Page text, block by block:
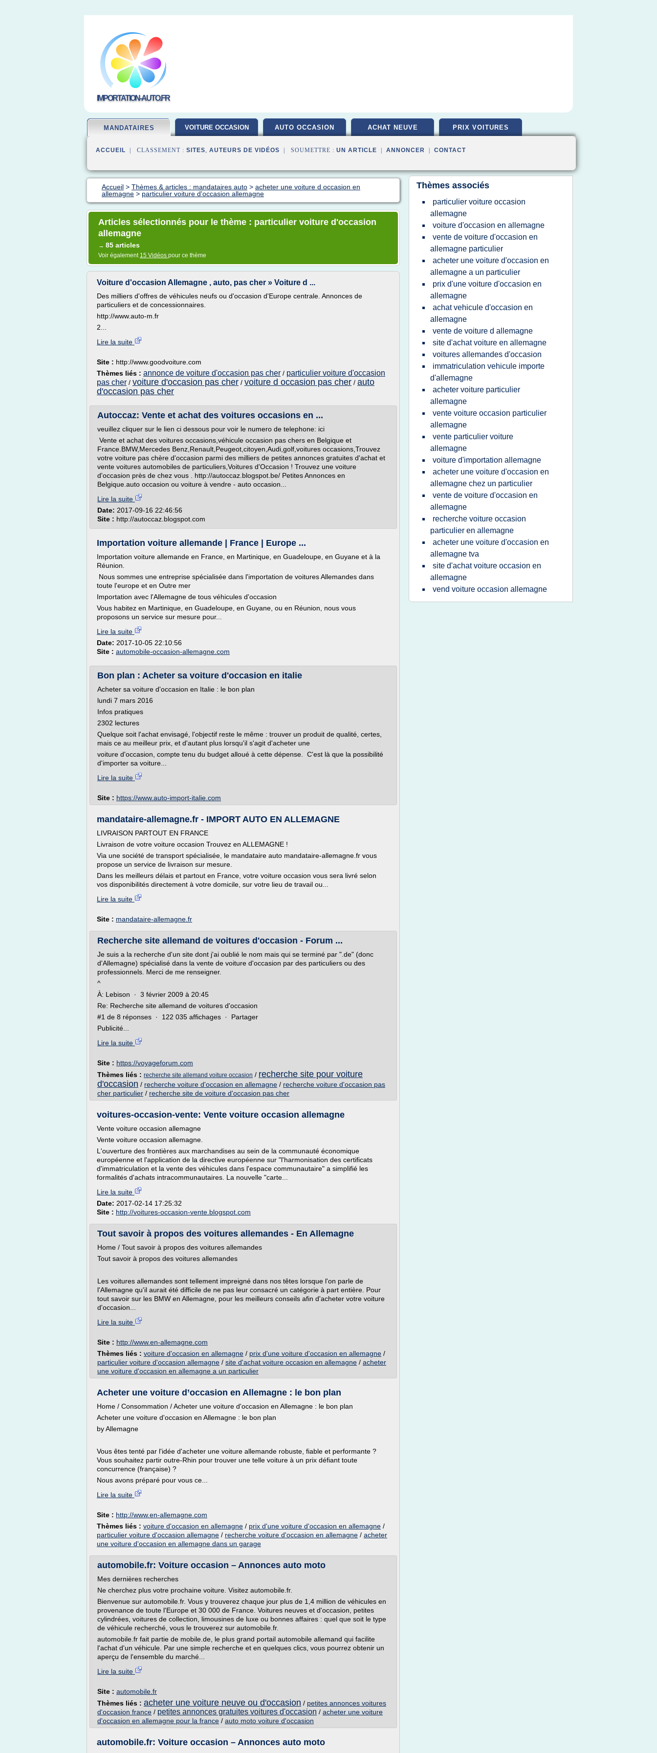
IMPORTATION-AUTO.FR
MANDATAIRES VOITURE OCCASION AUTO OCCASION ACHAT NEUVE PRIX VOITURES
ACCUEIL | CLASSEMENT : SITES, AUTEURS DE VIDÉOS | SOUMETTRE : UN ARTICLE ANNONCER CONTACT
Accueil > Thèmes & articles : mandataires auto > acheter une voiture d occasion en
allemagne > particulier voiture d'occasion allemagne
Articles sélectionnés pour le thème : particulier voiture d'occasion
allemagne
→ 85 articles
Voir également 15 Vidéos pour ce thème
Voiture d'occasion Allemagne , auto, pas cher » Voiture d ...
Des milliers d'offres de véhicules neufs ou d'occasion d'Europe centrale. Annonces de
particuliers et de concessionnaires.
http://www.auto-m.fr
2...
Lire la suite
Site : http://www.goodvoiture.com
Thèmes liés : annonce de voiture d'occasion pas cher / particulier voiture d'occasion
pas cher / voiture d'occasion pas cher / voiture d occasion pas cher / auto
d'occasion pas cher
Autoccaz: Vente et achat des voitures occasions en ...
veuillez cliquer sur le lien ci dessous pour voir le numero de telephone: ici
Vente et achat des voitures occasions,véhicule occasion pas chers en Belgique et
France.BMW,Mercedes Benz,Renault,Peugeot,citoyen,Audi,golf,voitures occasions,Trouvez
votre voiture pas chère d'occasion parmi des milliers de petites annonces gratuites d'achat et
vente voitures automobiles de particuliers,Voitures d'Occasion ! Trouvez une voiture
d'occasion près de chez vous . http://autoccaz.blogspot.be/ Petites Annonces en
Belgique.auto occasion ou voiture à vendre - auto occasion...
Lire la suite
Date: 2017-09-16 22:46:56
Site : http://autoccaz.blogspot.com
Importation voiture allemande | France | Europe ...
Importation voiture allemande en France, en Martinique, en Guadeloupe, en Guyane et à la
Réunion.
Nous sommes une entreprise spécialisée dans l'importation de voitures Allemandes dans
toute l'europe et en Outre mer
Importation avec l'Allemagne de tous véhicules d'occasion
Vous habitez en Martinique, en Guadeloupe, en Guyane, ou en Réunion, nous vous
proposons un service sur mesure pour...
Lire la suite
Date: 2017-10-05 22:10:56
Site : automobile-occasion-allemagne.com
Bon plan : Acheter sa voiture d'occasion en italie
Acheter sa voiture d'occasion en Italie : le bon plan
lundi 7 mars 2016
Infos pratiques
2302 lectures
Quelque soit l'achat envisagé, l'objectif reste le même : trouver un produit de qualité, certes,
mais ce au meilleur prix, et d'autant plus lorsqu'il s'agit d'acheter une
voiture d'occasion, compte tenu du budget alloué à cette dépense. C'est là que la possibilité
d'importer sa voiture...
Lire la suite
Site : https://www.auto-import-italie.com
mandataire-allemagne.fr - IMPORT AUTO EN ALLEMAGNE
LIVRAISON PARTOUT EN FRANCE
Livraison de votre voiture occasion Trouvez en ALLEMAGNE !
Via une société de transport spécialisée, le mandataire auto mandataire-allemagne.fr vous
propose un service de livraison sur mesure.
Dans les meilleurs délais et partout en France, votre voiture occasion vous sera livré selon
vos disponibilités directement à votre domicile, sur votre lieu de travail ou...
Lire la suite
Site : mandataire-allemagne.fr
Recherche site allemand de voitures d'occasion - Forum ...
Je suis a la recherche d'un site dont j'ai oublié le nom mais qui se terminé par ".de" (donc
d'Allemagne) spécialisé dans la vente de voiture d'occasion par des particuliers ou des
professionnels. Merci de me renseigner.
^
À: Lebison · 3 février 2009 à 20:45
Re: Recherche site allemand de voitures d'occasion
#1 de 8 réponses · 122 035 affichages · Partager
Publicité...
Lire la suite
Site : https://voyageforum.com
Thèmes liés : recherche site allemand voiture occasion / recherche site pour voiture
d'occasion / recherche voiture d'occasion en allemagne / recherche voiture d'occasion pas
cher particulier / recherche site de voiture d'occasion pas cher
voitures-occasion-vente: Vente voiture occasion allemagne
Vente voiture occasion allemagne
Vente voiture occasion allemagne.
L'ouverture des frontières aux marchandises au sein de la communauté économique
européenne et l'application de la directive européenne sur "l'harmonisation des certificats
d'immatriculation et la vente des véhicules dans l'espace communautaire" a simplifié les
formalités d'achats intracommunautaires. La nouvelle "carte...
Lire la suite
Date: 2017-02-14 17:25:32
Site : http://voitures-occasion-vente.blogspot.com
Tout savoir à propos des voitures allemandes - En Allemagne
Home / Tout savoir à propos des voitures allemandes
Tout savoir à propos des voitures allemandes
Les voitures allemandes sont tellement impreigné dans nos têtes lorsque l'on parle de
l'Allemagne qu'il aurait été difficile de ne pas leur consacré un catégorie à part entière. Pour
tout savoir sur les BMW en Allemagne, pour les meilleurs conseils afin d'acheter votre voiture
d'occasion...
Lire la suite
Site : http://www.en-allemagne.com
Thèmes liés : voiture d'occasion en allemagne / prix d'une voiture d'occasion en allemagne /
particulier voiture d'occasion allemagne / site d'achat voiture occasion en allemagne / acheter
une voiture d'occasion en allemagne a un particulier
Acheter une voiture d’occasion en Allemagne : le bon plan
Home / Consommation / Acheter une voiture d'occasion en Allemagne : le bon plan
Acheter une voiture d'occasion en Allemagne : le bon plan
by Allemagne
Vous êtes tenté par l'idée d'acheter une voiture allemande robuste, fiable et performante ?
Vous souhaitez partir outre-Rhin pour trouver une telle voiture à un prix défiant toute
concurrence (française) ?
Nous avons préparé pour vous ce...
Lire la suite
Site : http://www.en-allemagne.com
Thèmes liés : voiture d'occasion en allemagne / prix d'une voiture d'occasion en allemagne /
particulier voiture d'occasion allemagne / recherche voiture d'occasion en allemagne / acheter
une voiture d'occasion en allemagne dans un garage
automobile.fr: Voiture occasion – Annonces auto moto
Mes dernières recherches
Ne cherchez plus votre prochaine voiture. Visitez automobile.fr.
Bienvenue sur automobile.fr. Vous y trouverez chaque jour plus de 1,4 million de véhicules en
provenance de toute l'Europe et 30 000 de France. Voitures neuves et d'occasion, petites
cylindrées, voitures de collection, limousines de luxe ou bonnes affaires : quel que soit le type
de véhicule recherché, vous le trouverez sur automobile.fr.
automobile.fr fait partie de mobile.de, le plus grand portail automobile allemand qui facilite
l'achat d'un véhicule. Par une simple recherche et en quelques clics, vous pourrez obtenir un
aperçu de l'ensemble du marché...
Lire la suite
Site : automobile.fr
Thèmes liés : acheter une voiture neuve ou d'occasion / petites annonces voitures
d'occasion france / petites annonces gratuites voitures d'occasion / acheter une voiture
d'occasion en allemagne pour la france / auto moto voiture d'occasion
automobile.fr: Voiture occasion – Annonces auto moto
Thèmes associés
particulier voiture occasion
allemagne
voiture d'occasion en allemagne
vente de voiture d'occasion en
allemagne particulier
acheter une voiture d'occasion en
allemagne a un particulier
prix d'une voiture d'occasion en
allemagne
achat vehicule d'occasion en
allemagne
vente de voiture d allemagne
site d'achat voiture en allemagne
voitures allemandes d'occasion
immatriculation vehicule importe
d'allemagne
acheter voiture particulier
allemagne
vente voiture occasion particulier
allemagne
vente particulier voiture
allemagne
voiture d'importation allemagne
acheter une voiture d'occasion en
allemagne chez un particulier
vente de voiture d'occasion en
allemagne
recherche voiture occasion
particulier en allemagne
acheter une voiture d'occasion en
allemagne tva
site d'achat voiture occasion en
allemagne
vend voiture occasion allemagne